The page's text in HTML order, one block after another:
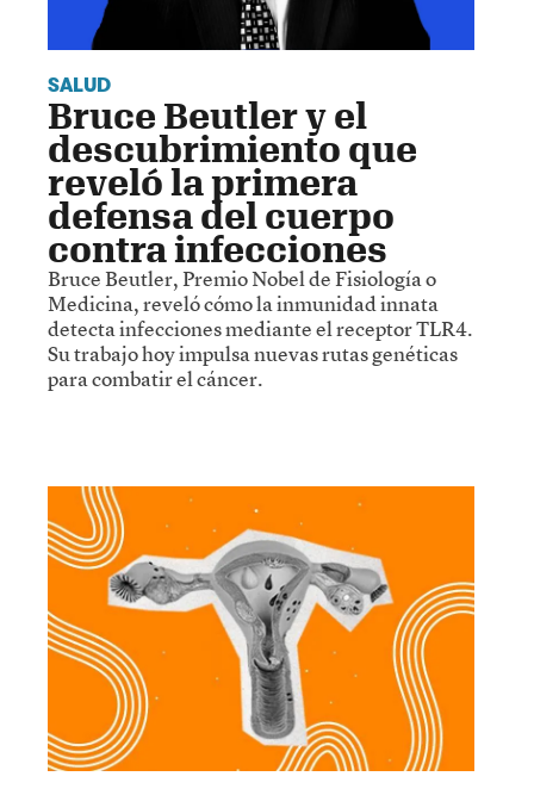
SALUD
Bruce Beutler y el
descubrimiento que
reveló la primera
defensa del cuerpo
contra infecciones
Bruce Beutler, Premio Nobel de Fisiología o
Medicina, reveló cómo la inmunidad innata
detecta infecciones mediante el receptor TLR4.
Su trabajo hoy impulsa nuevas rutas genéticas
para combatir el cáncer.